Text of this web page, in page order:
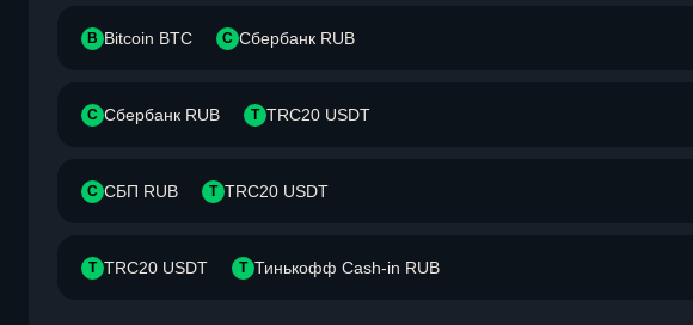
B Bitcoin BTC С Сбербанк RUB
С Сбербанк RUB T TRC20 USDT
С СБП RUB T TRC20 USDT
T TRC20 USDT Т Тинькофф Cash-in RUB